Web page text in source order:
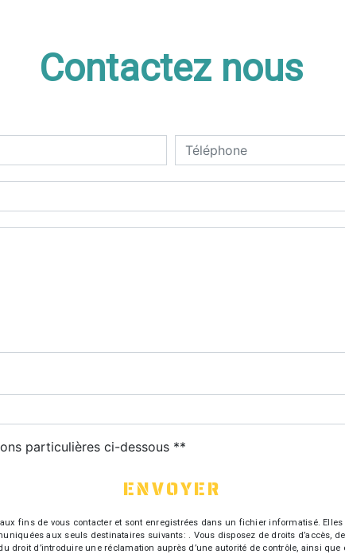
Contactez nous
particulières ci-dessous **
ENVOYER
fins de vous contacter et sont enregistrées dans un fichier informatisé.
aux seuls destinataires suivants: . Vous disposez de droits d’accès,
droit d’introduire une réclamation auprès d’une autorité de contrôle, ainsi